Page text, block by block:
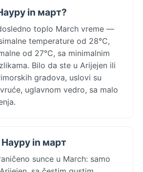
in март?
toplo March vreme —
temperature od 28°C,
od 27°C, sa minimalnim
Bilo da ste u Arijejen ili
gradova, uslovi su
uglavnom vedro, sa malo
in март
sunce u March: samo